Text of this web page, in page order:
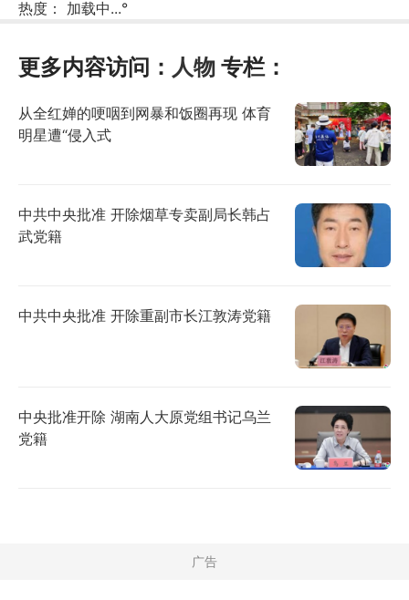
热度： 加载中...°
更多内容访问： 人物 专栏：
从全红婵的哽咽到网暴和饭圈再现 体育
明星遭“侵入式
中共中央批准 开除烟草专卖副局长韩占
武党籍
中共中央批准 开除重副市长江敦涛党籍
中央批准开除 湖南人大原党组书记乌兰
党籍